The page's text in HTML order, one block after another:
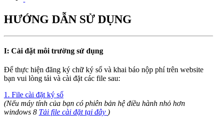
HƯỚNG DẪN SỬ DỤNG
I: Cài đặt môi trường sử dụng
Để thực hiện đăng ký chữ ký số và khai báo nộp phí trên website
bạn vui lòng tải và cài đặt các file sau:
1. File cài đặt ký số
(Nếu máy tính của bạn có phiên bản hệ điều hành nhỏ hơn
windows 8 Tải file cài đặt tại đây )